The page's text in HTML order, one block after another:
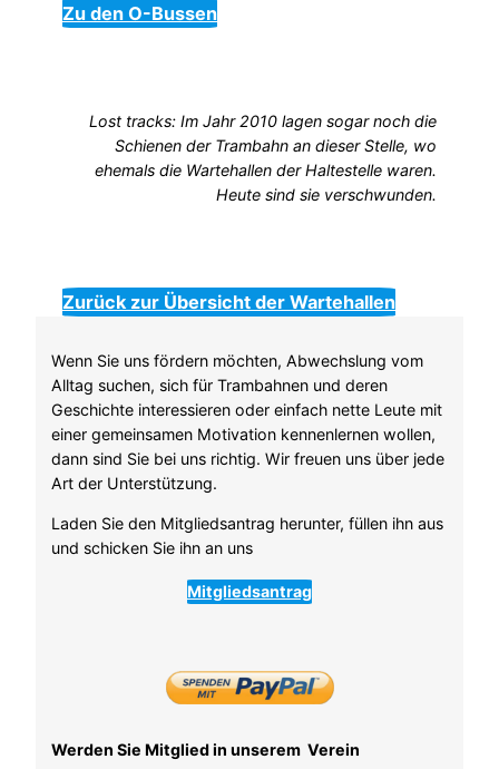
Zu den O-Bussen
Lost tracks: Im Jahr 2010 lagen sogar noch die
Schienen der Trambahn an dieser Stelle, wo
ehemals die Wartehallen der Haltestelle waren.
Heute sind sie verschwunden.
Zurück zur Übersicht der Wartehallen
Wenn Sie uns fördern möchten, Abwechslung vom
Alltag suchen, sich für Trambahnen und deren
Geschichte interessieren oder einfach nette Leute mit
einer gemeinsamen Motivation kennenlernen wollen,
dann sind Sie bei uns richtig. Wir freuen uns über jede
Art der Unterstützung.
Laden Sie den Mitgliedsantrag herunter, füllen ihn aus
und schicken Sie ihn an uns
Mitgliedsantrag
Werden Sie Mitglied in unserem Verein